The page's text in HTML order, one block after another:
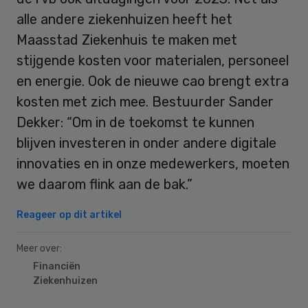
alle andere ziekenhuizen heeft het
Maasstad Ziekenhuis te maken met
stijgende kosten voor materialen, personeel
en energie. Ook de nieuwe cao brengt extra
kosten met zich mee. Bestuurder Sander
Dekker: “Om in de toekomst te kunnen
blijven investeren in onder andere digitale
innovaties en in onze medewerkers, moeten
we daarom flink aan de bak.”
Reageer op dit artikel
Meer over:
Financiën
Ziekenhuizen